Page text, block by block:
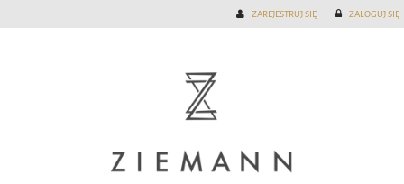
ZAREJESTRUJ SIĘ ZALOGUJ SIĘ